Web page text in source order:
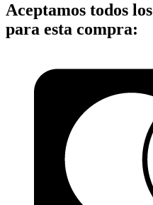
Aceptamos todos
para esta compra: